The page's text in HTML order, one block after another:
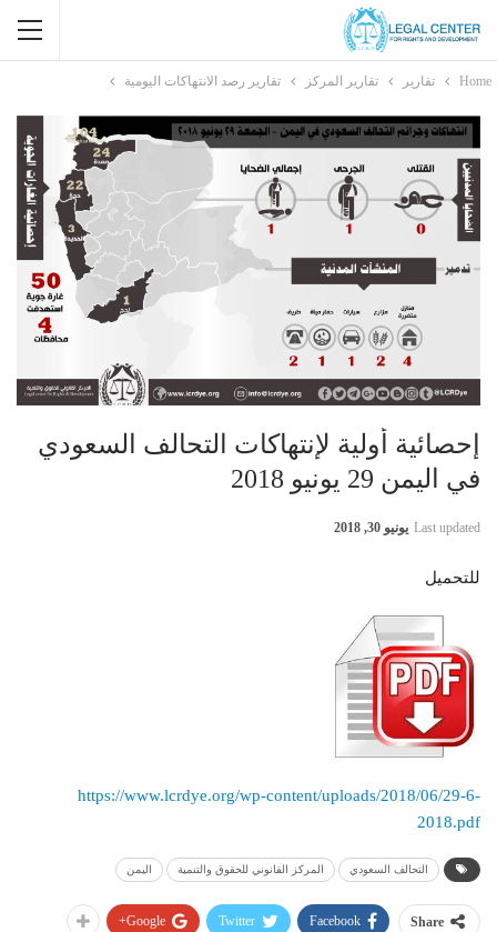
Home تقارير تقارير المركز تقارير رصد الانتهاكات اليومية
إحصائية أولية لإنتهاكات التحالف السعودي
في اليمن 29 يونيو 2018
Last updated يونيو 30, 2018
للتحميل
https://www.lcrdye.org/wp-content/uploads/2018/06/29-6-
2018.pdf
التحالف السعودي المركز القانوني للحقوق والتنمية اليمن
Share
Facebook
Twitter
Google+